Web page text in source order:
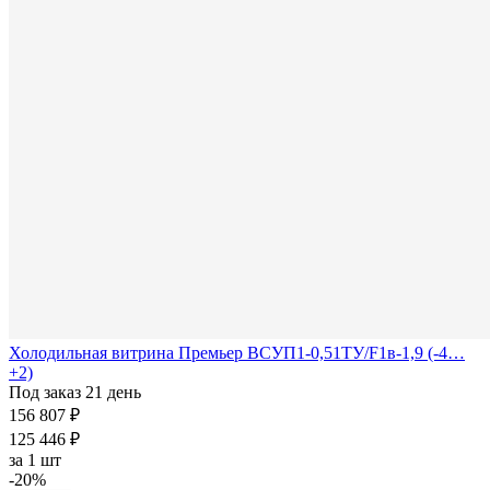
Холодильная витрина Премьер ВСУП1-0,51ТУ/F1в-1,9 (-4…
+2)
Под заказ 21 день
156 807 ₽
125 446 ₽
за 1 шт
-20%